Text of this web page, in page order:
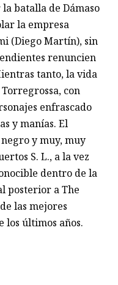
batalla de Dámaso
la empresa
(Diego Martín), sin
renuncien
tanto, la vida
con
enfrascado
y manías. El
y muy, muy
S. L., a la vez
dentro de la
posterior a The
las mejores
los últimos años.